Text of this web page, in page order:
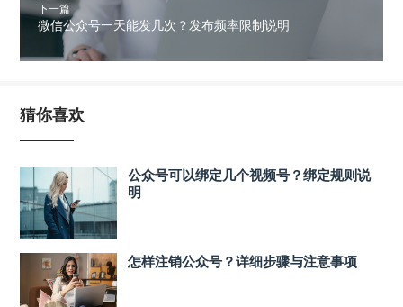
下一篇
微信公众号一天能发几次？发布频率限制说明
猜你喜欢
公众号可以绑定几个视频号？绑定规则说
明
怎样注销公众号？详细步骤与注意事项